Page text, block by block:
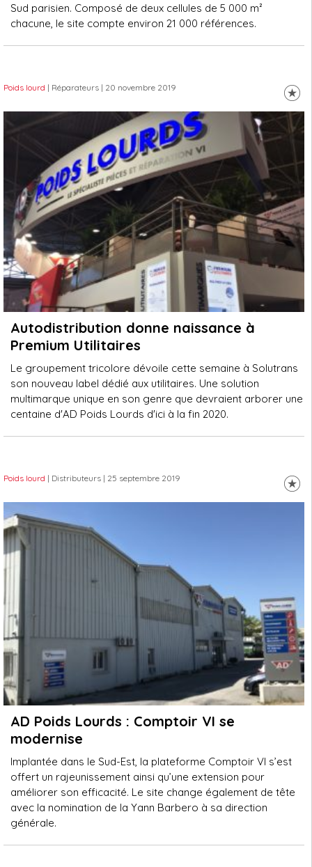
Sud parisien. Composé de deux cellules de 5 000 m²
chacune, le site compte environ 21 000 références.
Poids lourd | Réparateurs | 20 novembre 2019
Autodistribution donne naissance à
Premium Utilitaires
Le groupement tricolore dévoile cette semaine à Solutrans
son nouveau label dédié aux utilitaires. Une solution
multimarque unique en son genre que devraient arborer une
centaine d'AD Poids Lourds d'ici à la fin 2020.
Poids lourd | Distributeurs | 25 septembre 2019
AD Poids Lourds : Comptoir VI se
modernise
Implantée dans le Sud-Est, la plateforme Comptoir VI s’est
offert un rajeunissement ainsi qu’une extension pour
améliorer son efficacité. Le site change également de tête
avec la nomination de la Yann Barbero à sa direction
générale.